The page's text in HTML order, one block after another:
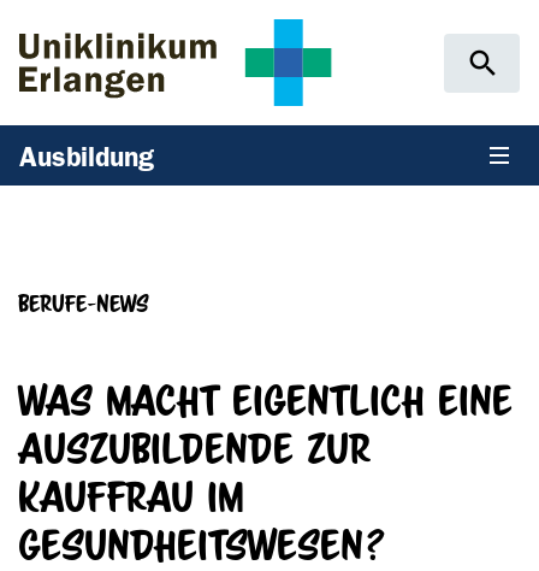
Ausbildung
Berufe-News
Was macht eigentlich eine
Auszubildende zur
Kauffrau im
Gesundheitswesen?